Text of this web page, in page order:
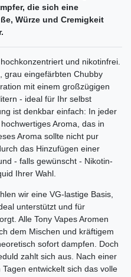
die sich eine
Würze und Cremigkeit
und nikotinfrei.
grau eingefärbten Chubby
mit einem großzügigen
- ideal für Ihr selbst
ist denkbar einfach: In jeder
Aroma, das in
Aroma sollte nicht pur
das Hinzufügen einer
- falls gewünscht - Nikotin-
Ihrer Wahl.
wir eine VG-lastige Basis,
unterstützt und für
Alle Tony Vapes Aromen
dem Mischen und kräftigem
sofort dampfen. Doch
zahlt sich aus. Nach einer
entwickelt sich das volle